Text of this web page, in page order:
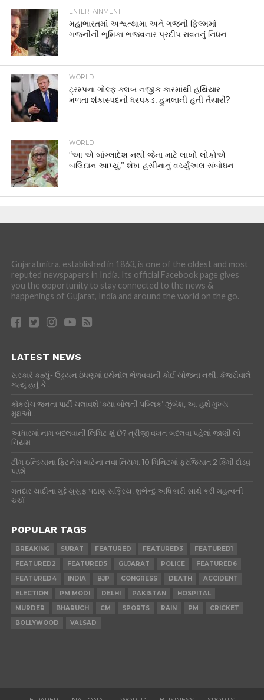
ENTERTAINMENT
મહાભારતમાં અશ્વત્થામા અને ગજની ફિલ્મમાં
ગજનીની ભૂમિકા ભજવનાર પ્રદીપ રાવતનું નિધન
WORLD
ટ્રમ્પના ગોલ્ફ ક્લબ નજીક કારમાંથી હથિયાર
મળતા શંકાસ્પદની ધરપકડ, હુમલાની હતી તૈયારી?
WORLD
“આ એ બાંગ્લાદેશ નથી જેના માટે લાખો લોકોએ
બલિદાન આપ્યું,” શેખ હસીનાનું વર્ચ્યુઅલ સંબોધન
Gujaratmitra, established in 1863, is one of the oldest and most
reputed newspapers in India. Its official Facebook page gives
you the opportunity to stay connected to the news &
happenings of Gujarat, India and around the world on the go.
LATEST NEWS
સરકારે કહ્યું- ઉડ્ડયન ઇંધણમાં ઇથેનોલ ભેળવવાની કોઈ યોજના નથી, કેજરીવાલે
કહ્યું હતું કે..
કોકરોચ જનતા પાર્ટી ચલાવશે ‘ક્યા બોલતી પબ્લિક’ ઝુંબેશ, આ હશે મુખ્ય
મુદ્દાઓ..
આધારમાં નામ બદલવાની લિમિટ શું છે? ત્રીજી વખત બદલવા પહેલાં જાણી લો
નિયમ
ટીમ ઇન્ડિયાના ફિટનેસ માટેના નવા નિયમ: 10 મિનિટમાં ફરજિયાત 2 કિમી દોડવું
પડશે
મતદાર યાદીના મુદ્દે યુસુફ પઠાણ સક્રિય, શુભેન્દુ અધિકારી સાથે કરી મહત્વની
ચર્ચા
POPULAR TAGS
BREAKING SURAT FEATURED FEATURED3
FEATURED1
FEATURED2
FEATURED5 GUJARAT POLICE
FEATURED6
FEATURED4
INDIA BJP CONGRESS DEATH
ACCIDENT
ELECTION
PM MODI DELHI PAKISTAN
HOSPITAL
MURDER
BHARUCH CM SPORTS RAIN PM
CRICKET
BOLLYWOOD
VALSAD